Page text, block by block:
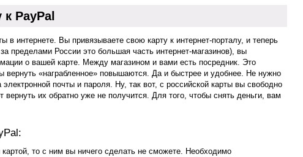
PayPal
в интернете. Вы привязываете свою карту к интернет-порталу, и теперь
пределами России это большая часть интернет-магазинов), вы
о вашей карте. Между магазином и вами есть посредник. Это
вернуть «награбленное» повышаются. Да и быстрее и удобнее. Не нужно
почты и пароля. Ну, так вот, с российской карты вы свободно
их обратно уже не получится. Для того, чтобы снять деньги, вам
то с ним вы ничего сделать не сможете. Необходимо